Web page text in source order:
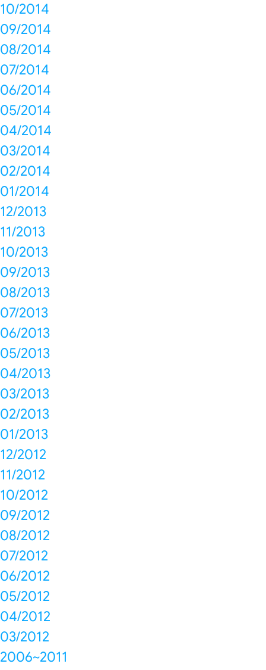
10/2014
09/2014
08/2014
07/2014
06/2014
05/2014
04/2014
03/2014
02/2014
01/2014
12/2013
11/2013
10/2013
09/2013
08/2013
07/2013
06/2013
05/2013
04/2013
03/2013
02/2013
01/2013
12/2012
11/2012
10/2012
09/2012
08/2012
07/2012
06/2012
05/2012
04/2012
03/2012
2006~2011